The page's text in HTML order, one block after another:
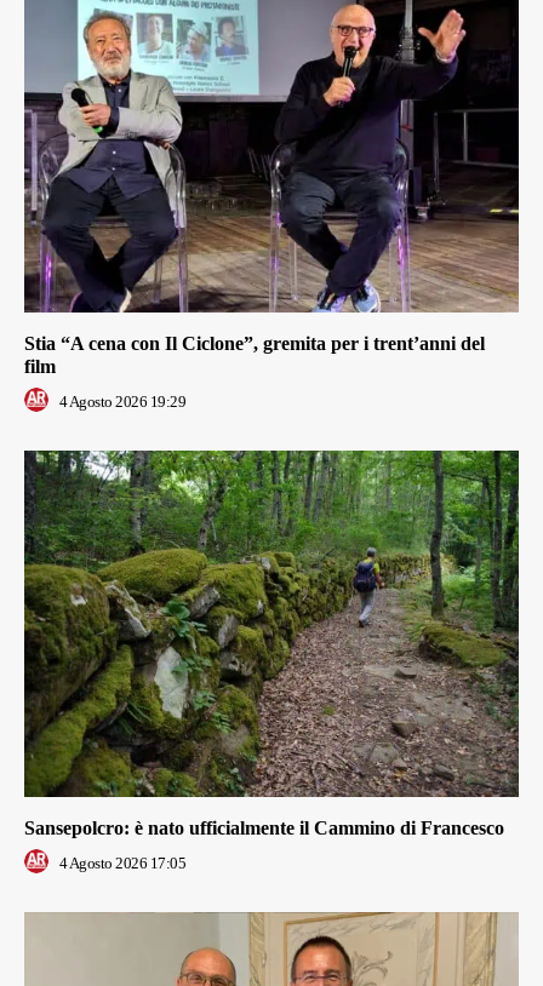
Stia “A cena con Il Ciclone”, gremita per i trent’anni del
film
4 Agosto 2026 19:29
Sansepolcro: è nato ufficialmente il Cammino di Francesco
4 Agosto 2026 17:05